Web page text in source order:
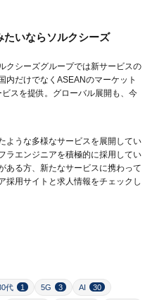
たいならソルクシーズ
クシーズグループでは新サービスの
内だけでなくASEANのマーケット
スを提供。グローバル展開も、今
ような多様なサービスを展開してい
ラエンジニアを積極的に採用してい
ある方、新たなサービスに携わって
採用サイトと求人情報をチェックし
代 1 5G 3 AI 30